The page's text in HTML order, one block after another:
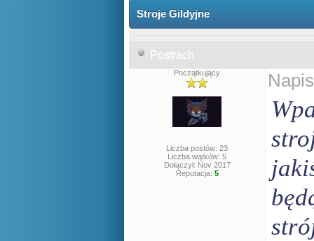
Stroje Gildyjne
Postrach
Początkujący
Liczba postów: 23
Liczba wątków: 5
Dołączył: Nov 2017
Reputacja: 5